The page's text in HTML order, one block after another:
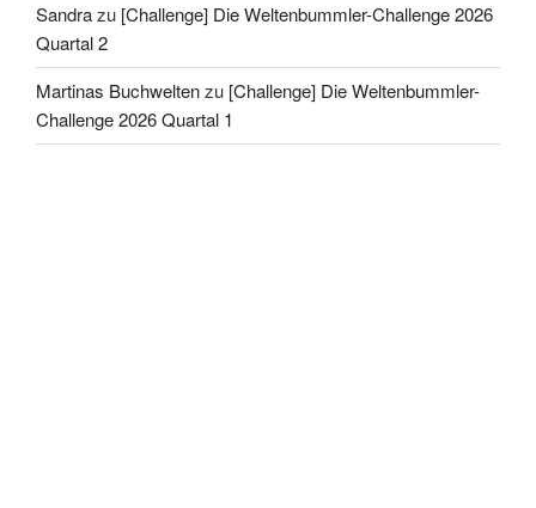
Sandrazu [Challenge] Die Weltenbummler-Challenge 2026
Quartal 2
Martinas Buchweltenzu [Challenge] Die Weltenbummler-
Challenge 2026 Quartal 1